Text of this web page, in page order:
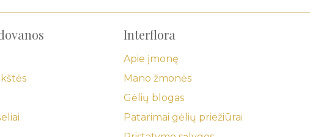
Interflora
Apie įmonę
Mano žmonės
Gėlių blogas
Patarimai gėlių priežiūrai